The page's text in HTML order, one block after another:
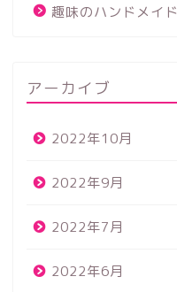
趣味のハンドメイド
アーカイブ
2022年10月
2022年9月
2022年7月
2022年6月